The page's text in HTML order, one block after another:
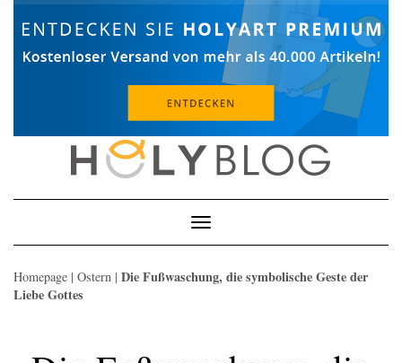
Toggle
Navigation
Homepage | Ostern | Die Fußwaschung, die symbolische Geste der
Liebe Gottes